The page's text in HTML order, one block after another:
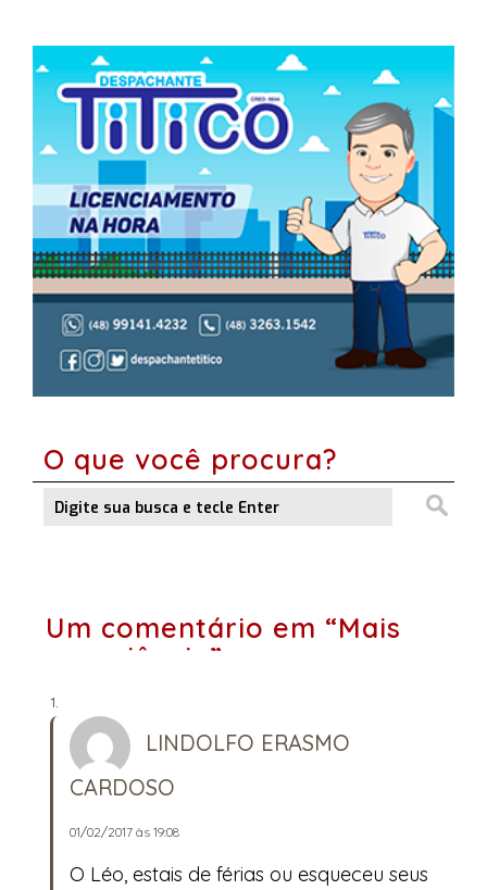
O que você procura?
Um comentário em “Mais
experiência”
LINDOLFO ERASMO
CARDOSO
01/02/2017 às 19:08
O Léo, estais de férias ou esqueceu seus